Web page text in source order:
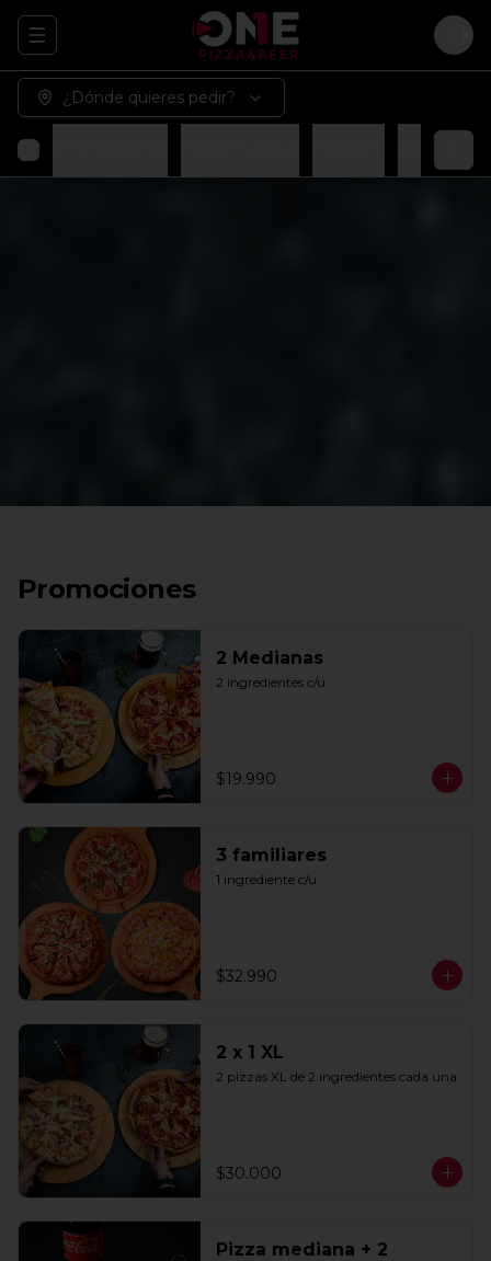
Abrir menu de navegación
¿Dónde quieres pedir?
Promociones
2 Medianas
2 ingredientes c/u
$19.990
3 familiares
1 ingrediente c/u
$32.990
2 x 1 XL
2 pizzas XL de 2 ingredientes cada una
$30.000
Pizza mediana + 2